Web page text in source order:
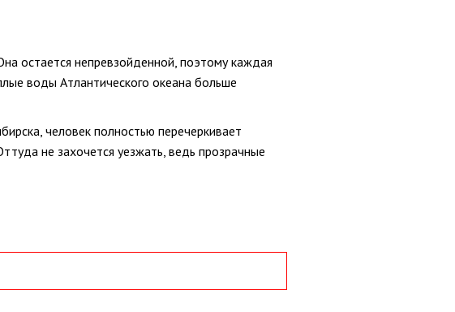
остается непревзойденной, поэтому каждая
воды Атлантического океана больше
человек полностью перечеркивает
не захочется уезжать, ведь прозрачные